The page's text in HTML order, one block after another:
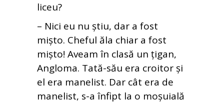
liceu?
– Nici eu nu știu, dar a fost
mișto. Cheful ăla chiar a fost
mișto! Aveam în clasă un țigan,
Angloma. Tată-său era croitor și
el era manelist. Dar cât era de
manelist, s-a înfipt la o moșuială